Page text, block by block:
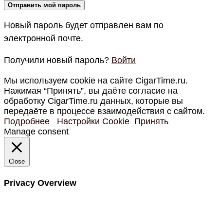
Новый пароль будет отправлен вам по
электронной почте.
Получили новый пароль? Войти
Мы используем cookie на сайте CigarTime.ru.
Нажимая “Принять”, вы даёте согласие на
обработку CigarTime.ru данных, которые вы
передаёте в процессе взаимодействия с сайтом.
Подробнее
Настройки Cookie Принять
Manage consent
Close
Privacy Overview